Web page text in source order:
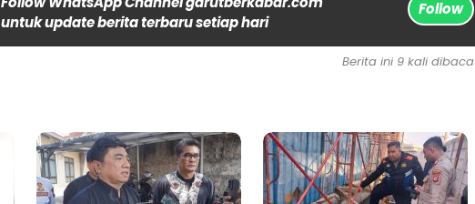
untuk update berita terbaru setiap hari
Follow
Berita ini 9 kali dibaca